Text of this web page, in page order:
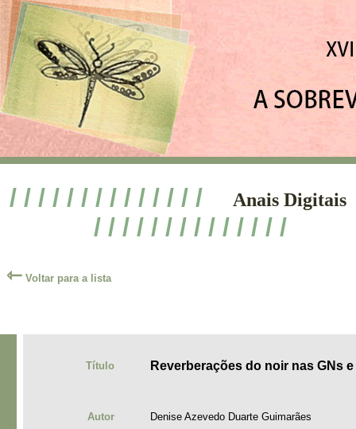
/ / / / / / / / / / / / / / Anais Digitais
/ / / / / / / / / / / / / /
⇽ Voltar para a lista
Título Reverberações do noir nas GNs
Autor Denise Azevedo Duarte Guimarães